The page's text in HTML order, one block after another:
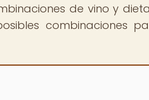
de vino y
combinaciones